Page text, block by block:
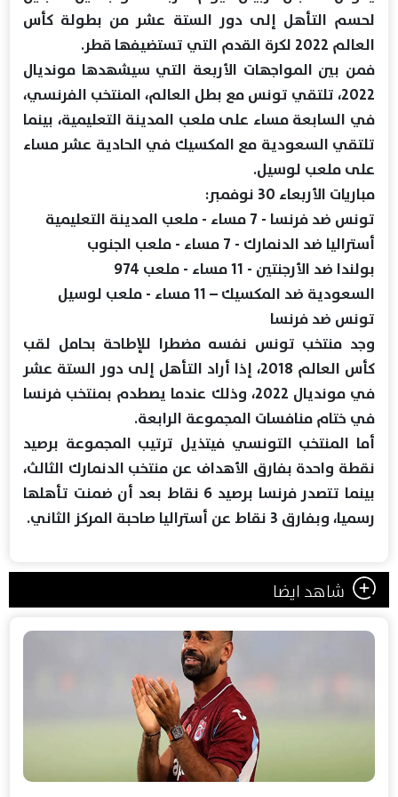
لحسم التأهل إلى دور الستة عشر من بطولة كأس
العالم 2022 لكرة القدم التي تستضيفها قطر.
فمن بين المواجهات الأربعة التي سيشهدها مونديال
2022، تلتقي تونس مع بطل العالم، المنتخب الفرنسي،
في السابعة مساء على ملعب المدينة التعليمية، بينما
تلتقي السعودية مع المكسيك في الحادية عشر مساء
على ملعب لوسيل.
مباريات الأربعاء 30 نوفمبر:
تونس ضد فرنسا - 7 مساء - ملعب المدينة التعليمية
أستراليا ضد الدنمارك - 7 مساء - ملعب الجنوب
بولندا ضد الأرجنتين - 11 مساء - ملعب 974
السعودية ضد المكسيك – 11 مساء - ملعب لوسيل
تونس ضد فرنسا
وجد منتخب تونس نفسه مضطرا للإطاحة بحامل لقب
كأس العالم 2018، إذا أراد التأهل إلى دور الستة عشر
في مونديال 2022، وذلك عندما يصطدم بمنتخب فرنسا
في ختام منافسات المجموعة الرابعة.
أما المنتخب التونسي فيتذيل ترتيب المجموعة برصيد
نقطة واحدة بفارق الأهداف عن منتخب الدنمارك الثالث،
بينما تتصدر فرنسا برصيد 6 نقاط بعد أن ضمنت تأهلها
رسميا، وبفارق 3 نقاط عن أستراليا صاحبة المركز الثاني.
شاهد ايضا